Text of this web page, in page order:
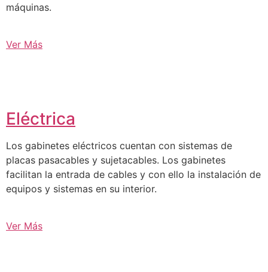
máquinas.
Ver Más
Eléctrica
Los gabinetes eléctricos cuentan con sistemas de
placas pasacables y sujetacables. Los gabinetes
facilitan la entrada de cables y con ello la instalación de
equipos y sistemas en su interior.
Ver Más